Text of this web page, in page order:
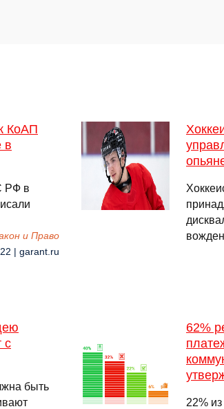
КоАП
в
РФ в
и Право
| garant.ru
с
быть
62%
22%